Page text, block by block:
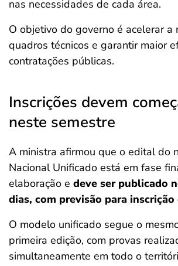
nas necessidades de cada área.
O objetivo do governo é acelerar a
quadros técnicos e garantir maior
contratações públicas.
Inscrições devem
neste semestre
A ministra afirmou que o edital do
Nacional Unificado está em fase
elaboração e deve ser publicado
dias, com previsão para inscrição
O modelo unificado segue o
primeira edição, com provas
simultaneamente em todo o